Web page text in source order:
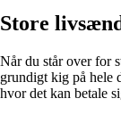
Store
Når du står over for
grundigt kig på hele
hvor det kan betale